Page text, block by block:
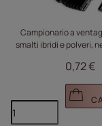
Campionario a
smalti ibridi e polveri,
0,72 €